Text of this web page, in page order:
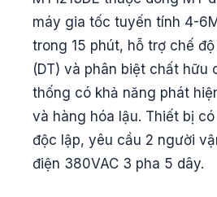
máy gia tốc tuyến tính 4-
trong 15 phút, hỗ trợ chế
(DT) và phân biệt chất hữu
thống có khả năng phát
và hàng hóa lậu. Thiết bị
độc lập, yêu cầu 2 người
điện 380VAC 3 pha 5 dây.